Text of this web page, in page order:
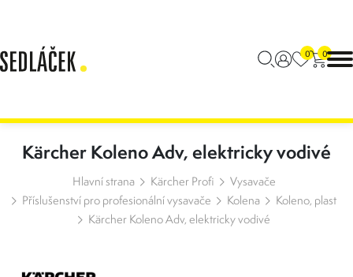
0 0
Kärcher Koleno Adv, elektricky vodivé
Hlavní strana Kärcher Profi
Vysavače
Příslušenství pro profesionální vysavače
Kolena
Koleno, plast
Kärcher Koleno Adv, elektricky vodivé